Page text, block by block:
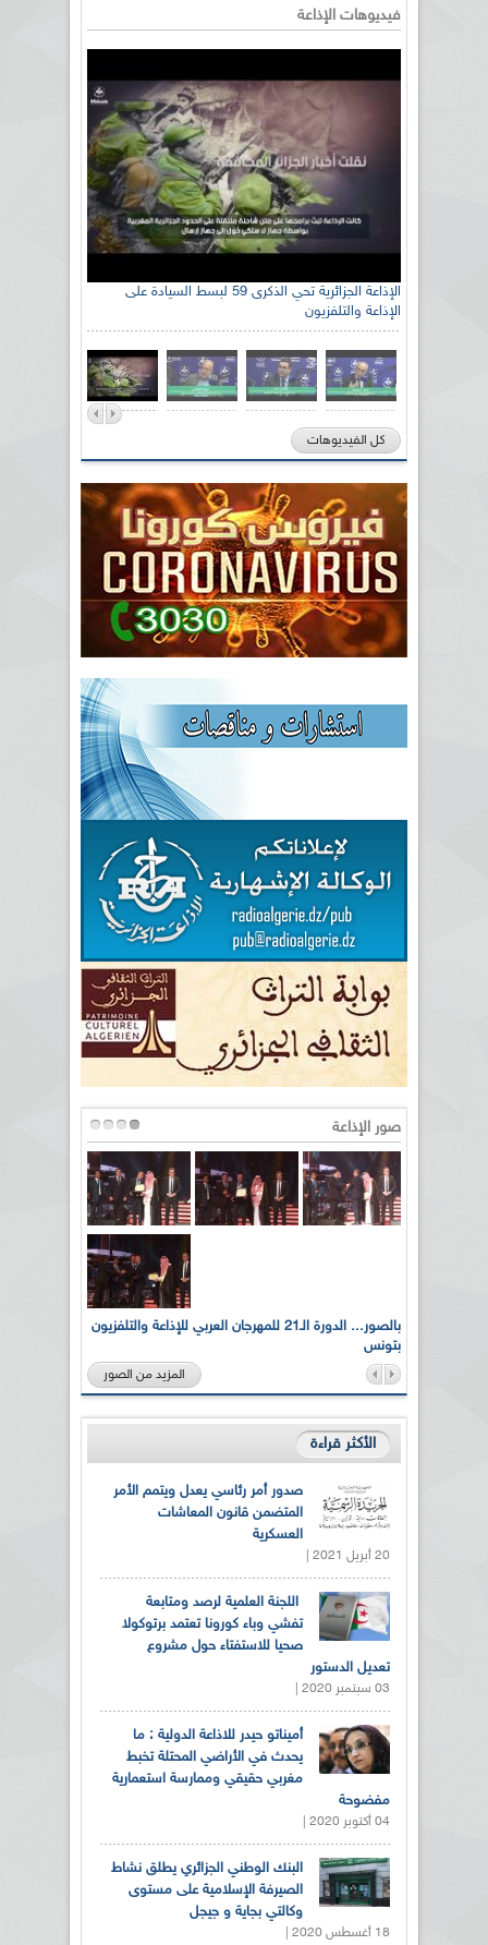
فيديوهات الإذاعة
الإذاعة الجزائرية تحي الذكرى 59 لبسط السيادة على
الإذاعة والتلفزيون
كل الفيديوهات
صور الإذاعة
بالصور... الدورة الـ21 للمهرجان العربي للإذاعة والتلفزيون
بتونس
المزيد من الصور
الأكثر قراءة
صدور أمر رئاسي يعدل ويتمم الأمر
المتضمن قانون المعاشات
العسكرية
20 أبريل 2021 |
اللجنة العلمية لرصد ومتابعة
تفشي وباء كورونا تعتمد برتوكولا
صحيا للاستفتاء حول مشروع
تعديل الدستور
03 سبتمبر 2020 |
أميناتو حيدر للاذاعة الدولية : ما
يحدث في الأراضي المحتلة تخبط
مغربي حقيقي وممارسة استعمارية
مفضوحة
04 أكتوبر 2020 |
البنك الوطني الجزائري يطلق نشاط
الصيرفة الإسلامية على مستوى
وكالتي بجاية و جيجل
18 أغسطس 2020 |